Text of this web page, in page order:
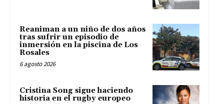
Reaniman a un niño de dos años
tras sufrir un episodio de
inmersión en la piscina de Los
Rosales
6 agosto 2026
Cristina Song sigue haciendo
historia en el rugby europeo